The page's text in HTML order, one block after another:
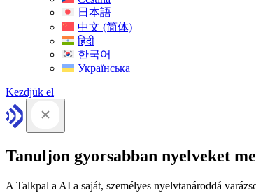
日本語
中文 (简体)
हिंदी
한국어
Українська
Kezdjük el
Tanuljon gyorsabban nyelveket
A Talkpal a AI a saját, személyes nyelvtanároddá